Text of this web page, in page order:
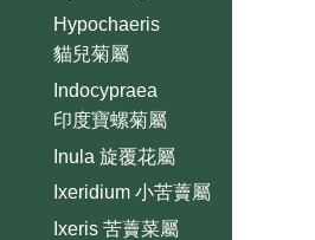
Hypochaeris
貓兒菊屬
Indocypraea
印度寶螺菊屬
Inula 旋覆花屬
Ixeridium 小苦藚屬
Ixeris 苦藚菜屬